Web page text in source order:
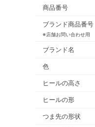
商品番号
ブランド商品番号
※店舗お問い合わせ用
ブランド名
色
ヒールの高さ
ヒールの形
つま先の形状